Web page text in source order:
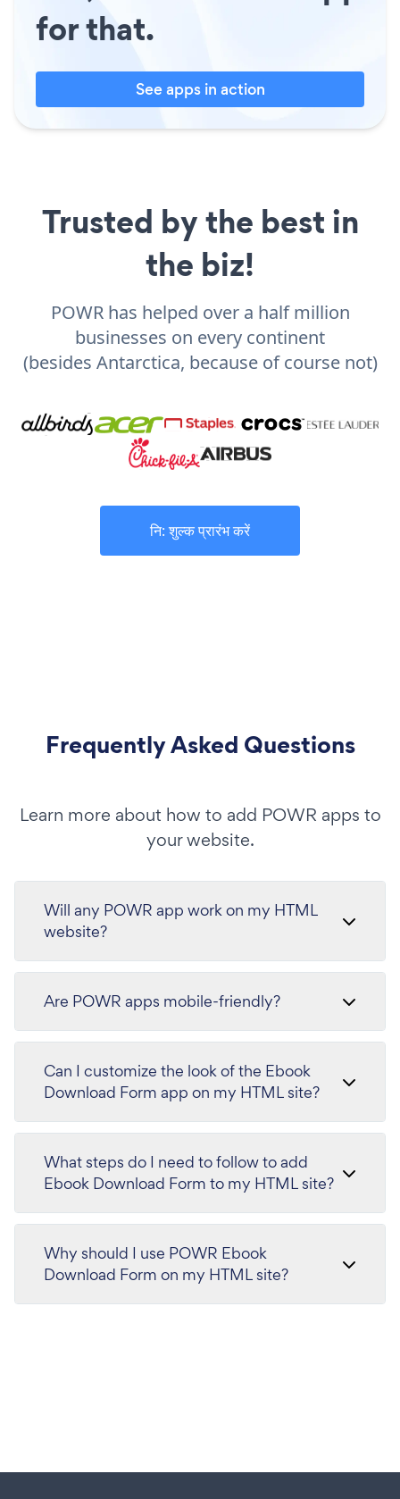
for that.
See apps in action
Trusted by the best in
the biz!
POWR has helped over a half million
businesses on every continent
(besides Antarctica, because of course not)
नि: शुल्क प्रारंभ करें
Frequently Asked Questions
Learn more about how to add POWR apps to
your website.
Will any POWR app work on my HTML
website?
Are POWR apps mobile-friendly?
Can I customize the look of the Ebook
Download Form app on my HTML site?
What steps do I need to follow to add
Ebook Download Form to my HTML site?
Why should I use POWR Ebook
Download Form on my HTML site?